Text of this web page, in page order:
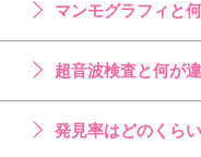
マンモグラフィと
超音波検査と何が
発見率はどのくら